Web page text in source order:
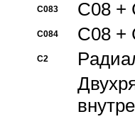
C083 C08 +
C084 C08 +
C2